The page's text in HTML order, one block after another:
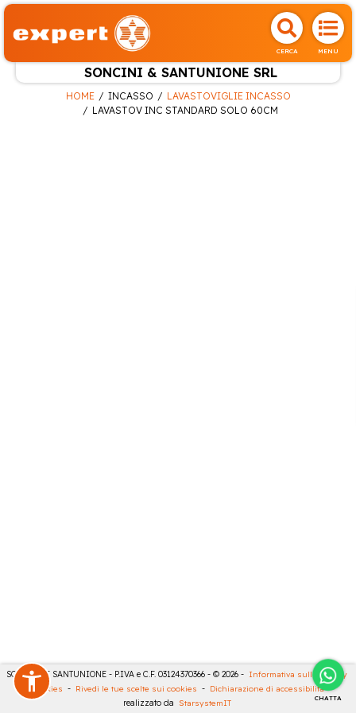
CERCA MENU
SONCINI & SANTUNIONE SRL
CHATTA
HOME INCASSO
LAVASTOVIGLIE INCASSO
LAVASTOV INC STANDARD SOLO 60CM
SONCINI E SANTUNIONE - P.IVA e C.F. 03124370366 - © 2026 - Informativa sulla privacy
Cookies - Rivedi le tue scelte sui cookies - Dichiarazione di accessibilità -
realizzato da StarsystemIT